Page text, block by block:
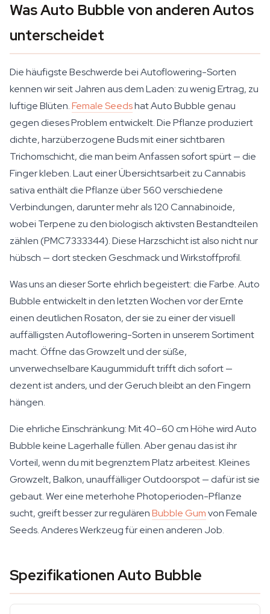
Was Auto Bubble von anderen Autos
unterscheidet
Die häufigste Beschwerde bei Autoflowering-Sorten
kennen wir seit Jahren aus dem Laden: zu wenig Ertrag, zu
luftige Blüten.Female Seedshat Auto Bubble genau
gegen dieses Problem entwickelt. Die Pflanze produziert
dichte, harzüberzogene Buds mit einer sichtbaren
Trichomschicht, die man beim Anfassen sofort spürt — die
Finger kleben. Laut einer Übersichtsarbeit zu Cannabis
sativa enthält die Pflanze über 560 verschiedene
Verbindungen, darunter mehr als 120 Cannabinoide,
wobei Terpene zu den biologisch aktivsten Bestandteilen
zählen (PMC7333344). Diese Harzschicht ist also nicht nur
hübsch — dort stecken Geschmack und Wirkstoffprofil.
Was uns an dieser Sorte ehrlich begeistert: die Farbe. Auto
Bubble entwickelt in den letzten Wochen vor der Ernte
einen deutlichen Rosaton, der sie zu einer der visuell
auffälligsten Autoflowering-Sorten in unserem Sortiment
macht. Öffne das Growzelt und der süße,
unverwechselbare Kaugummiduft trifft dich sofort —
dezent ist anders, und der Geruch bleibt an den Fingern
hängen.
Die ehrliche Einschränkung: Mit 40–60 cm Höhe wird Auto
Bubble keine Lagerhalle füllen. Aber genau das ist ihr
Vorteil, wenn du mit begrenztem Platz arbeitest. Kleines
Growzelt, Balkon, unauffälliger Outdoorspot — dafür ist sie
gebaut. Wer eine meterhohe Photoperioden-Pflanze
sucht, greift besser zur regulärenBubble Gumvon Female
Seeds. Anderes Werkzeug für einen anderen Job.
Spezifikationen Auto Bubble